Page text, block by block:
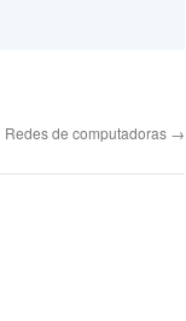
Redes de computadoras →